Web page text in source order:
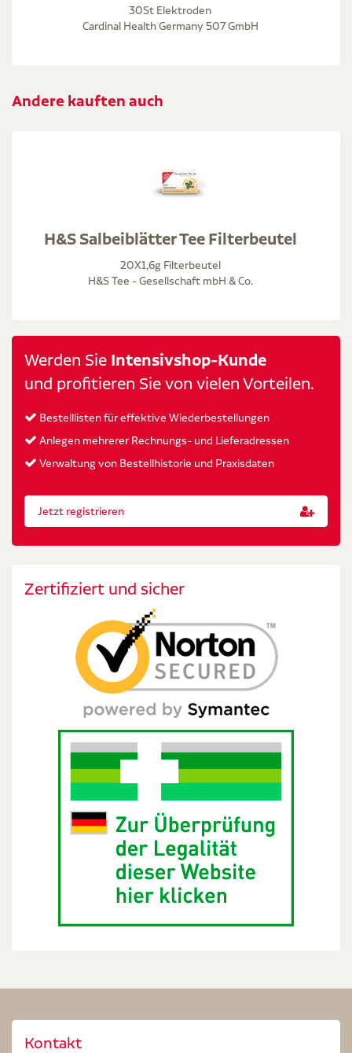
30St Elektroden
Cardinal Health Germany 507 GmbH
Andere kauften auch
H&S Salbeiblätter Tee Filterbeutel
20X1,6g Filterbeutel
H&S Tee - Gesellschaft mbH & Co.
Werden Sie Intensivshop-Kunde
und profitieren Sie von vielen Vorteilen.
Bestelllisten für effektive Wiederbestellungen
Anlegen mehrerer Rechnungs- und Lieferadressen
Verwaltung von Bestellhistorie und Praxisdaten
Jetzt registrieren
Zertifiziert und sicher
Kontakt